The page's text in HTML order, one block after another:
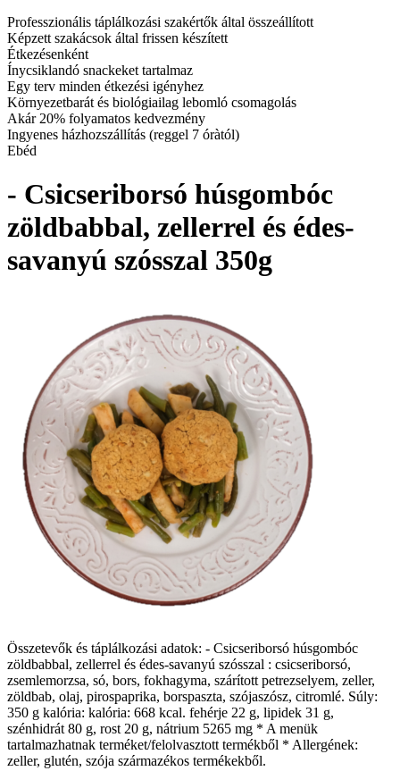
Professzionális táplálkozási szakértők által összeállított
Képzett szakácsok által frissen készített
Étkezésenként
Ínycsiklandó snackeket tartalmaz
Egy terv minden étkezési igényhez
Környezetbarát és biológiailag lebomló csomagolás
Akár 20% folyamatos kedvezmény
Ingyenes házhozszállítás (reggel 7 óràtól)
Ebéd
- Csicseriborsó húsgombóc
zöldbabbal, zellerrel és édes-
savanyú szósszal 350g
Összetevők és táplálkozási adatok: - Csicseriborsó húsgombóc
zöldbabbal, zellerrel és édes-savanyú szósszal : csicseriborsó,
zsemlemorzsa, só, bors, fokhagyma, szárított petrezselyem, zeller,
zöldbab, olaj, pirospaprika, borspaszta, szójaszósz, citromlé. Súly:
350 g kalória: kalória: 668 kcal. fehérje 22 g, lipidek 31 g,
szénhidrát 80 g, rost 20 g, nátrium 5265 mg * A menük
tartalmazhatnak terméket/felolvasztott termékből * Allergének:
zeller, glutén, szója származékos termékekből.